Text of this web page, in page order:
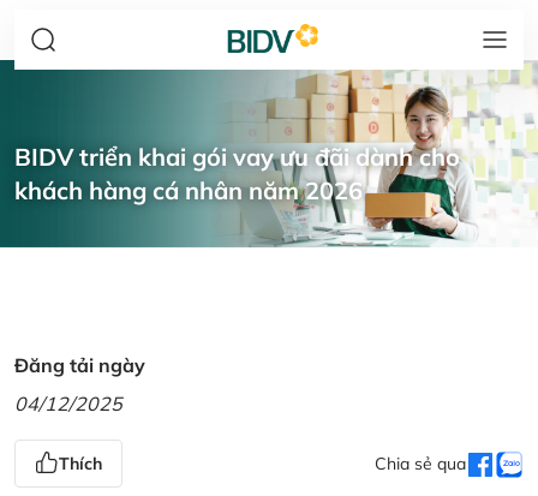
BIDV triển khai gói vay ưu đãi dành cho
khách hàng cá nhân năm 2026
Đăng tải ngày
04/12/2025
Thích Chia sẻ qua